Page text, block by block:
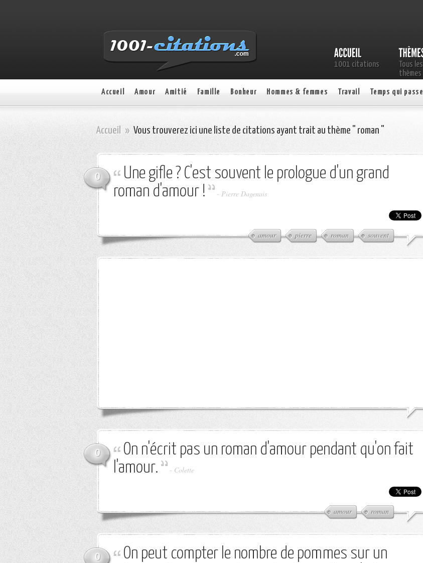
1001 citations
Tous les
thèmes
Accueil Amour Amitié Famille Bonheur Hommes & femmes Travail Temps qui passe
Accueil » Vous trouverez ici une liste de citations ayant trait au thème " roman "
0
Une gifle ? C'est souvent le prologue d'un grand
roman d'amour !
- Pierre Dagenais
amour pierre roman souvent
0
On n'écrit pas un roman d'amour pendant qu'on fait
l'amour.
- Colette
amour roman
0
On peut compter le nombre de pommes sur un